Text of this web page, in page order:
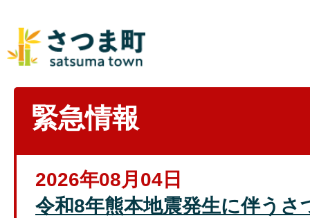
緊急情報
2026年08月04日
令和8年熊本地震発生に伴うさ